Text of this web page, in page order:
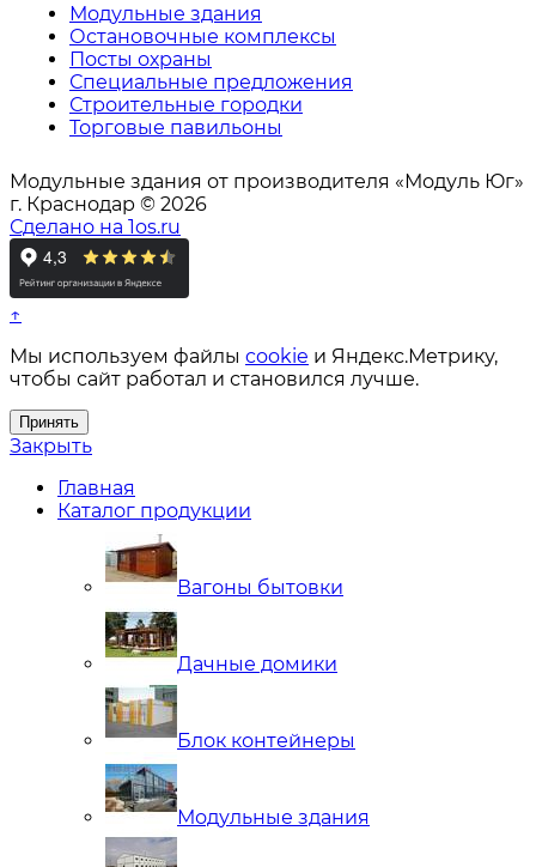
Модульные здания
Остановочные комплексы
Посты охраны
Специальные предложения
Строительные городки
Торговые павильоны
Модульные здания от производителя «Модуль Юг»
г. Краснодар © 2026
Сделано на 1os.ru
↑
Мы используем файлы cookie и Яндекс.Метрику,
чтобы сайт работал и становился лучше.
Принять
Закрыть
Главная
Каталог продукции
Вагоны бытовки
Дачные домики
Блок контейнеры
Модульные здания